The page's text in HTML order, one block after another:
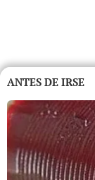
ANTES DE IRSE